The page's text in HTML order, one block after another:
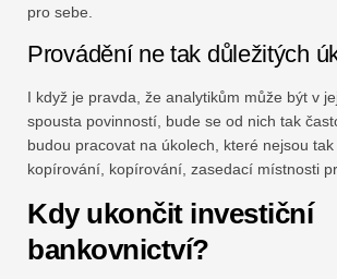
pro sebe.
Provádění ne tak důležitých
I když je pravda, že analytikům může být v
spousta povinností, bude se od nich tak
budou pracovat na úkolech, které nejsou
kopírování, kopírování, zasedací místnosti
Kdy ukončit investiční
bankovnictví?